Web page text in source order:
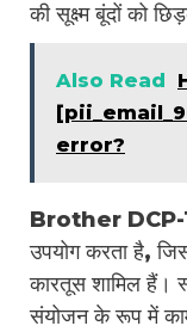
की सूक्ष्म बूंदों को
Also Read
error?
Brother DCP-
उपयोग करता है,
कारतूस शामिल हैं।
संयोजन के रूप में